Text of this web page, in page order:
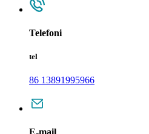
Telefoni
tel
86 13891995966